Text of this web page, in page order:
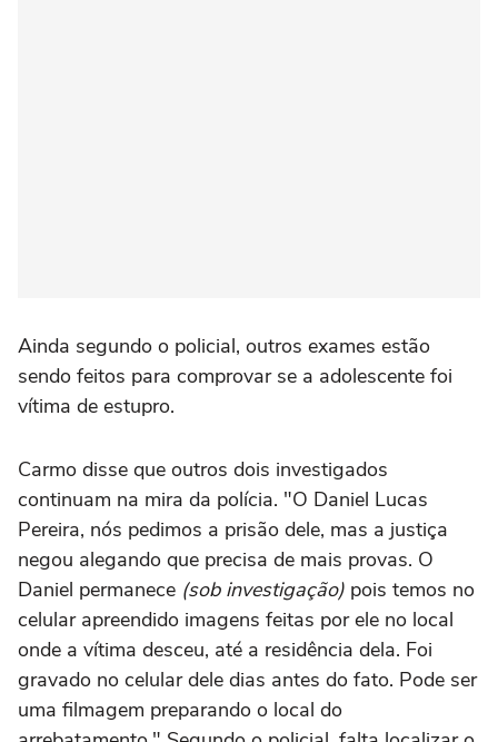
Ainda segundo o policial, outros exames estão
sendo feitos para comprovar se a adolescente foi
vítima de estupro.
Carmo disse que outros dois investigados
continuam na mira da polícia. "O Daniel Lucas
Pereira, nós pedimos a prisão dele, mas a justiça
negou alegando que precisa de mais provas. O
Daniel permanece (sob investigação) pois temos no
celular apreendido imagens feitas por ele no local
onde a vítima desceu, até a residência dela. Foi
gravado no celular dele dias antes do fato. Pode ser
uma filmagem preparando o local do